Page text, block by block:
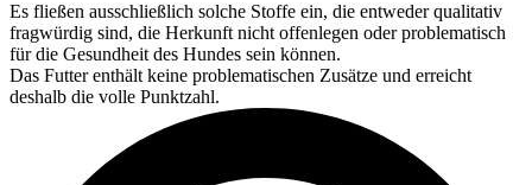
Es fließen ausschließlich solche Stoffe ein, die entweder qualitativ
fragwürdig sind, die Herkunft nicht offenlegen oder problematisch
für die Gesundheit des Hundes sein können.
Das Futter enthält keine problematischen Zusätze und erreicht
deshalb die volle Punktzahl.